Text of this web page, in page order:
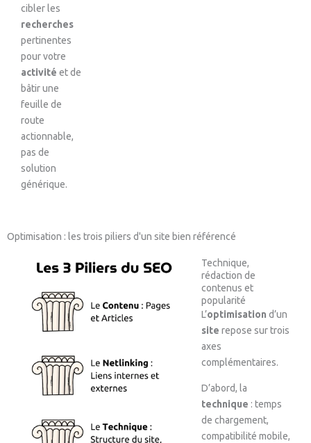
cibler les
recherches
pertinentes
pour votre
activité et de
bâtir une
feuille de
route
actionnable,
pas de
solution
générique.
Optimisation : les trois piliers d'un site bien référencé
Technique,
rédaction de
contenus et
popularité
L’optimisation d’un
site repose sur trois
axes
complémentaires.
D’abord, la
technique : temps
de chargement,
compatibilité mobile,